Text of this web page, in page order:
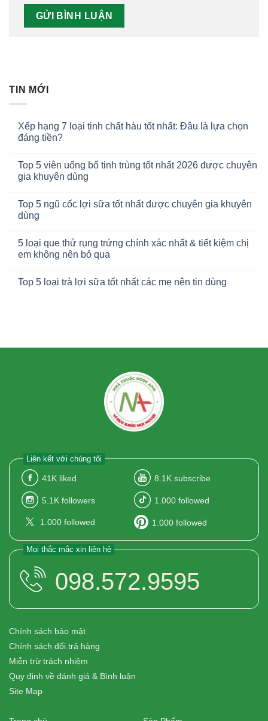
TIN MỚI
Xếp hạng 7 loại tinh chất hàu tốt nhất: Đâu là lựa chọn
đáng tiền?
Top 5 viên uống bổ tinh trùng tốt nhất 2026 được chuyên
gia khuyên dùng
Top 5 ngũ cốc lợi sữa tốt nhất được chuyên gia khuyên
dùng
5 loại que thử rụng trứng chính xác nhất & tiết kiệm chị
em không nên bỏ qua
Top 5 loại trà lợi sữa tốt nhất các mẹ nên tin dùng
Liên kết với chúng tôi
41K liked 8.1K subscribe
5.1K followers 1.000 followed
1.000 followed 1.000 followed
Mọi thắc mắc xin liên hệ
098.572.9595
Chính sách bảo mật
Chính sách đổi trả hàng
Miễn trừ trách nhiệm
Quy định về đánh giá & Bình luận
Site Map